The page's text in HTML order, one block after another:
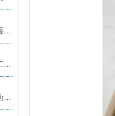
华为E6616 TMB3SL16S光纤接口板槽位占用介绍
华为E6616 TMB3SL16S单板工作原理和信号流
华为E6616 TMB3SL16S单板功能和机械指标